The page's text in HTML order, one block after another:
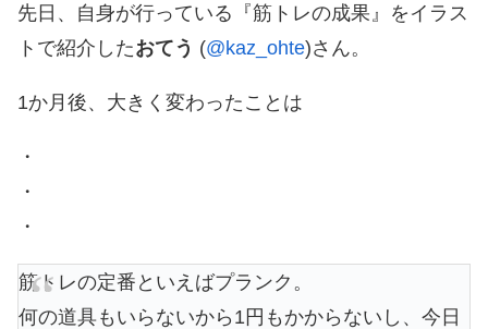
先日、自身が行っている『筋トレの成果』をイラス
トで紹介したおてう (@kaz_ohte)さん。
1か月後、大きく変わったことは
・
・
・
筋トレの定番といえばプランク。
何の道具もいらないから1円もかからないし、今日